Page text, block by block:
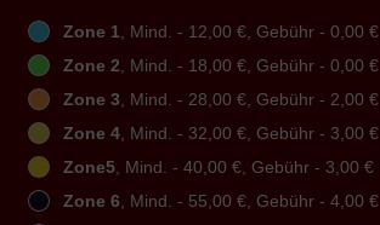
Zone 1, Mind. - 12,00 €, Gebühr - 0,00 €
Zone 2, Mind. - 18,00 €, Gebühr - 0,00 €
Zone 3, Mind. - 28,00 €, Gebühr - 2,00 €
Zone 4, Mind. - 32,00 €, Gebühr - 3,00 €
Zone5, Mind. - 40,00 €, Gebühr - 3,00 €
Zone 6, Mind. - 55,00 €, Gebühr - 4,00 €